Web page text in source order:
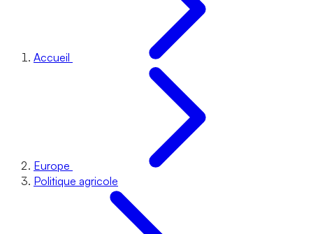
Accueil
Europe
Politique agricole